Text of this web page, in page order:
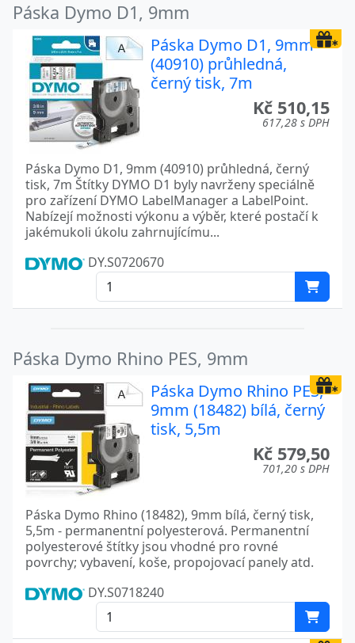
Páska Dymo D1, 9mm
Páska Dymo D1, 9mm
(40910) průhledná,
černý tisk, 7m
Kč 510,15
617,28 s DPH
Páska Dymo D1, 9mm (40910) průhledná, černý
tisk, 7m Štítky DYMO D1 byly navrženy speciálně
pro zařízení DYMO LabelManager a LabelPoint.
Nabízejí možnosti výkonu a výběr, které postačí k
jakémukoli úkolu zahrnujícímu...
DY.S0720670
Páska Dymo Rhino PES, 9mm
Páska Dymo Rhino PES,
9mm (18482) bílá, černý
tisk, 5,5m
Kč 579,50
701,20 s DPH
Páska Dymo Rhino (18482), 9mm bílá, černý tisk,
5,5m - permanentní polyesterová. Permanentní
polyesterové štítky jsou vhodné pro rovné
povrchy; vybavení, koše, propojovací panely atd.
DY.S0718240